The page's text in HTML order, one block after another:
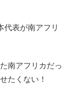
代表が南アフリ
南アフリカだっ
たくない！